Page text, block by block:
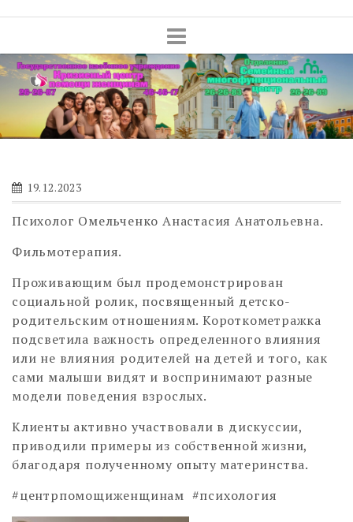
19.12.2023
Психолог Омельченко Анастасия Анатольевна.
Фильмотерапия.
Проживающим был продемонстрирован
социальной ролик, посвященный детско-
родительским отношениям. Короткометражка
подсветила важность определенного влияния
или не влияния родителей на детей и того, как
сами малыши видят и воспринимают разные
модели поведения взрослых.
Клиенты активно участвовали в дискуссии,
приводили примеры из собственной жизни,
благодаря полученному опыту материнства.
#центрпомощиженщинам #психология